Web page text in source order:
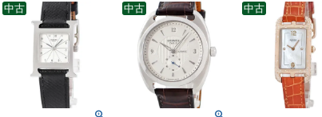
中古 中古 中古